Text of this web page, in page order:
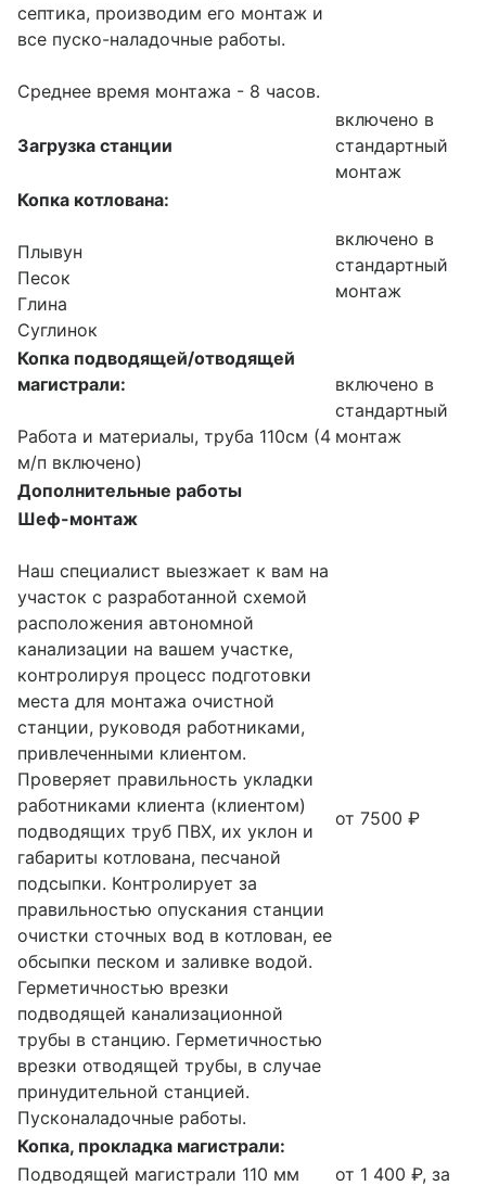
септика, производим его монтаж и
все пуско-наладочные работы.
Среднее время монтажа - 8 часов.
Загрузка станции
включено в
стандартный
монтаж
Копка котлована:
Плывун
Песок
Глина
Суглинок
включено в
стандартный
монтаж
Копка подводящей/отводящей
магистрали:
Работа и материалы, труба 110см (4
м/п включено)
включено в
стандартный
монтаж
Дополнительные работы
Шеф-монтаж
Наш специалист выезжает к вам на
участок с разработанной схемой
расположения автономной
канализации на вашем участке,
контролируя процесс подготовки
места для монтажа очистной
станции, руководя работниками,
привлеченными клиентом.
Проверяет правильность укладки
работниками клиента (клиентом)
подводящих труб ПВХ, их уклон и
габариты котлована, песчаной
подсыпки. Контролирует за
правильностью опускания станции
очистки сточных вод в котлован, ее
обсыпки песком и заливке водой.
Герметичностью врезки
подводящей канализационной
трубы в станцию. Герметичностью
врезки отводящей трубы, в случае
принудительной станцией.
Пусконаладочные работы.
от 7500 ₽
Копка, прокладка магистрали:
Подводящей магистрали 110 мм
от 1 400 ₽, за